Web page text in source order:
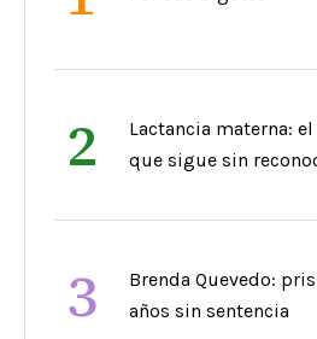
2
Lactancia materna:
que sigue sin
3
Brenda Quevedo:
años sin sentencia